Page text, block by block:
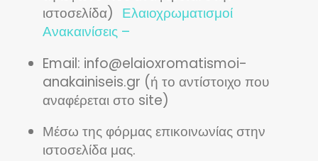
ιστοσελίδα) Ελαιοχρωματισμοί
Ανακαινίσεις –
Email: info@elaioxromatismoi-
anakainiseis.gr (ή το αντίστοιχο που
αναφέρεται στο site)
Μέσω της φόρμας επικοινωνίας στην
ιστοσελίδα μας.